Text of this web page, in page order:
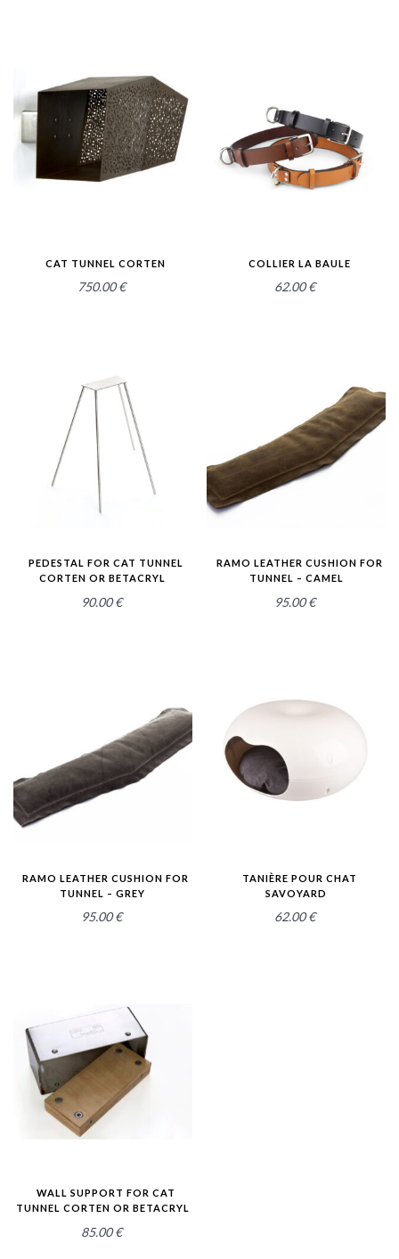
2.56
CAT TUNNEL CORTEN
750.00€
2.60
COLLIER LA BAULE
62.00€
2.55
PEDESTAL FOR CAT TUNNEL
CORTEN OR BETACRYL
90.00€
RAMO LEATHER CUSHION FOR
TUNNEL – CAMEL
95.00€
RAMO LEATHER CUSHION FOR
TUNNEL – GREY
95.00€
TANIÈRE POUR CHAT
SAVOYARD
62.00€
2.58
WALL SUPPORT FOR CAT
TUNNEL CORTEN OR BETACRYL
85.00€